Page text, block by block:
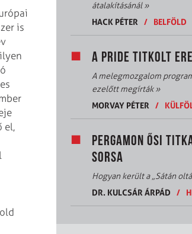
is
el,
átalakításánál»
HACK PÉTER
/ BELFÖLD
A PRIDE TITKOLT
A melegmozgalom
ezelőtt megírták»
MORVAY PÉTER
/
PERGAMON ŐSI
SORSA
Hogyan került a „Sátán
DR. KULCSÁR ÁRPÁD
/